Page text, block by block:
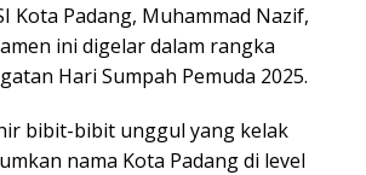
Kota Padang, Muhammad Nazif,
ini digelar dalam rangka
Hari Sumpah Pemuda 2025.
bibit-bibit unggul yang kelak
nama Kota Padang di level